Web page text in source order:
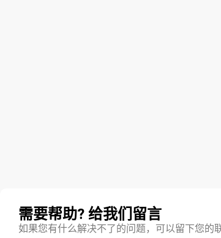
需要帮助? 给我们留言
如果您有什么解决不了的问题，可以留下您的